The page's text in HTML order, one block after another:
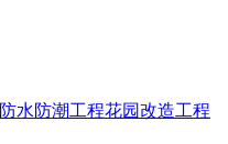
防水防潮工程花园改造工程